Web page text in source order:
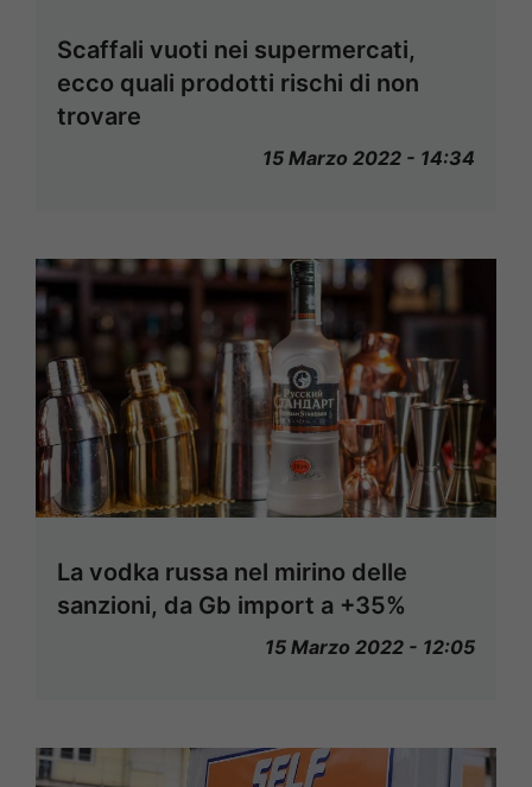
Scaffali vuoti nei supermercati,
ecco quali prodotti rischi di non
trovare
15 Marzo 2022 - 14:34
La vodka russa nel mirino delle
sanzioni, da Gb import a +35%
15 Marzo 2022 - 12:05